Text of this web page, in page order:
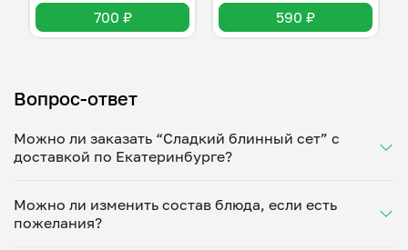
700 ₽ 590 ₽
Вопрос-ответ
Можно ли заказать “Сладкий блинный сет” с
доставкой по Екатеринбурге?
Укажите удобное время — и получите свежее
домашнее блюдо в большой порции прямо с плиты.
Можно ли изменить состав блюда, если есть
пожелания?